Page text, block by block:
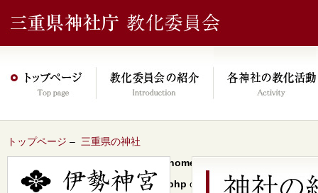
トップページ – 三重県の神社
/home/xs046278/mie-
content/themes/jinja2022/header.php on line
64